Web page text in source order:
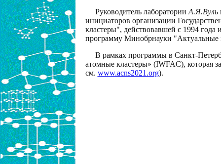
Руководитель лаборатории А.Я.Вуль
инициаторов организации
кластеры", действовавшей с 1994
программу Минобрнауки "Актуальные
В рамках программы в Санкт-
атомные кластеры» (IWFAC), которая
см. www.acns2021.org).